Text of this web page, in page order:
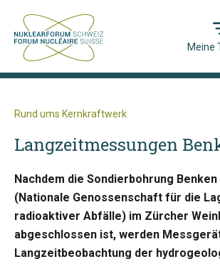
Meine
Rund ums Kernkraftwerk
Langzeitmessungen
Nachdem die Sondierbohrung
(Nationale Genossenschaft für die
radioaktiver Abfälle) im Zürcher
abgeschlossen ist, werden
Langzeitbeobachtung der